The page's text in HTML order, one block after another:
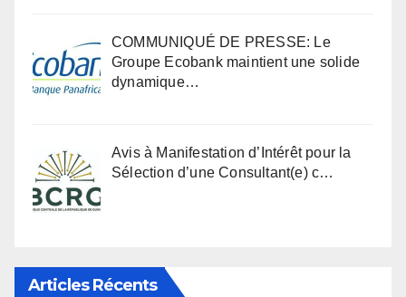
COMMUNIQUÉ DE PRESSE: Le
Groupe Ecobank maintient une solide
dynamique…
Avis à Manifestation d’Intérêt pour la
Sélection d’une Consultant(e) c…
Articles Récents